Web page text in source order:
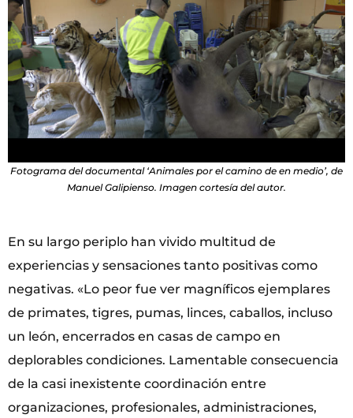
Fotograma del documental ‘Animales por el camino de en medio’, de
Manuel Galipienso. Imagen cortesía del autor.
En su largo periplo han vivido multitud de
experiencias y sensaciones tanto positivas como
negativas. «Lo peor fue ver magníficos ejemplares
de primates, tigres, pumas, linces, caballos, incluso
un león, encerrados en casas de campo en
deplorables condiciones. Lamentable consecuencia
de la casi inexistente coordinación entre
organizaciones, profesionales, administraciones,